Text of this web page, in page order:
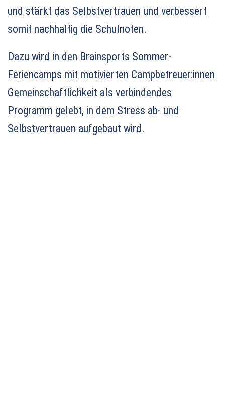
und stärkt das Selbstvertrauen und verbessert
somit nachhaltig die Schulnoten.
Dazu wird in den Brainsports Sommer-
Feriencamps mit motivierten Campbetreuer:innen
Gemeinschaftlichkeit als verbindendes
Programm gelebt, in dem Stress ab- und
Selbstvertrauen aufgebaut wird.